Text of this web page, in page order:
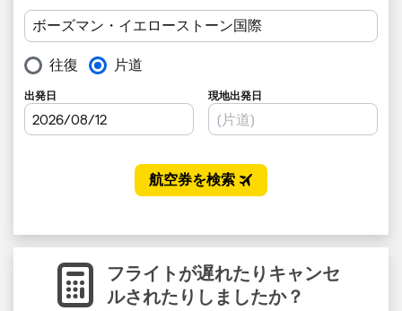
フライトが遅れたりキャンセ
ルされたりしましたか？